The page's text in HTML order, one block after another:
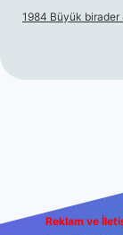
1984 Büyük
Reklam ve